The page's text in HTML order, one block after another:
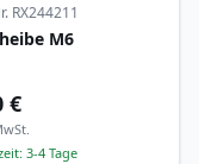
RX244211
M6
€
3-4 Tage